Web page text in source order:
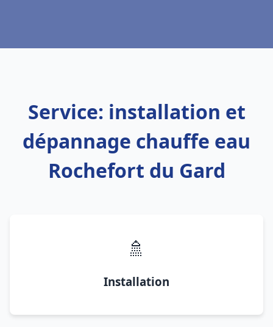
Service: installation et
dépannage chauffe eau
Rochefort du Gard
🚿
Installation